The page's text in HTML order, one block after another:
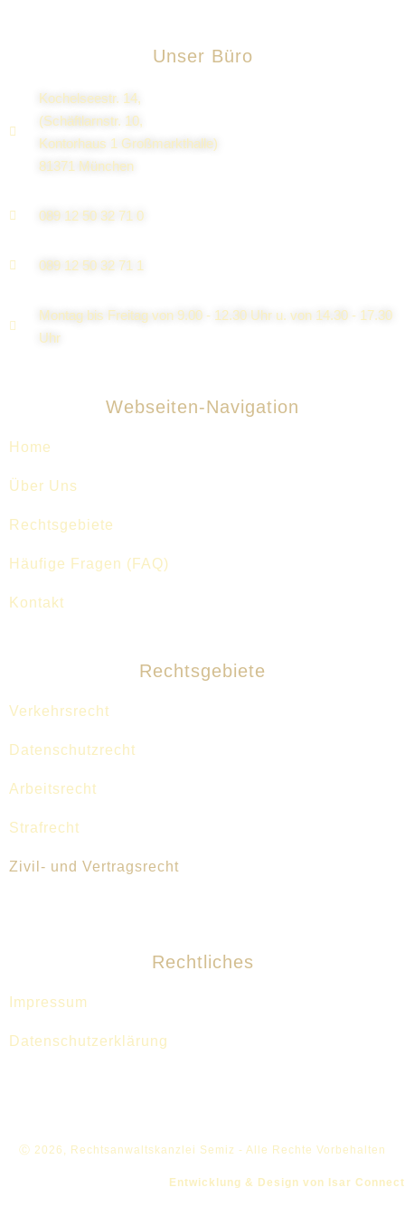
Unser Büro
Kochelseestr. 14,
(Schäftlarnstr. 10,
Kontorhaus 1 Großmarkthalle)
81371 München
089 12 50 32 71 0
089 12 50 32 71 1
Montag bis Freitag von 9.00 - 12.30 Uhr u. von 14.30 - 17.30
Uhr
Webseiten-Navigation
Home
Über Uns
Rechtsgebiete
Häufige Fragen (FAQ)
Kontakt
Rechtsgebiete
Verkehrsrecht
Datenschutzrecht
Arbeitsrecht
Strafrecht
Zivil- und Vertragsrecht​
Rechtliches
Impressum
Datenschutzerklärung
Ⓒ 2026, Rechtsanwaltskanzlei Semiz - Alle Rechte Vorbehalten
Entwicklung & Design von Isar Connect